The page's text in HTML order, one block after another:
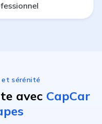
et sérénité
avec CapCar